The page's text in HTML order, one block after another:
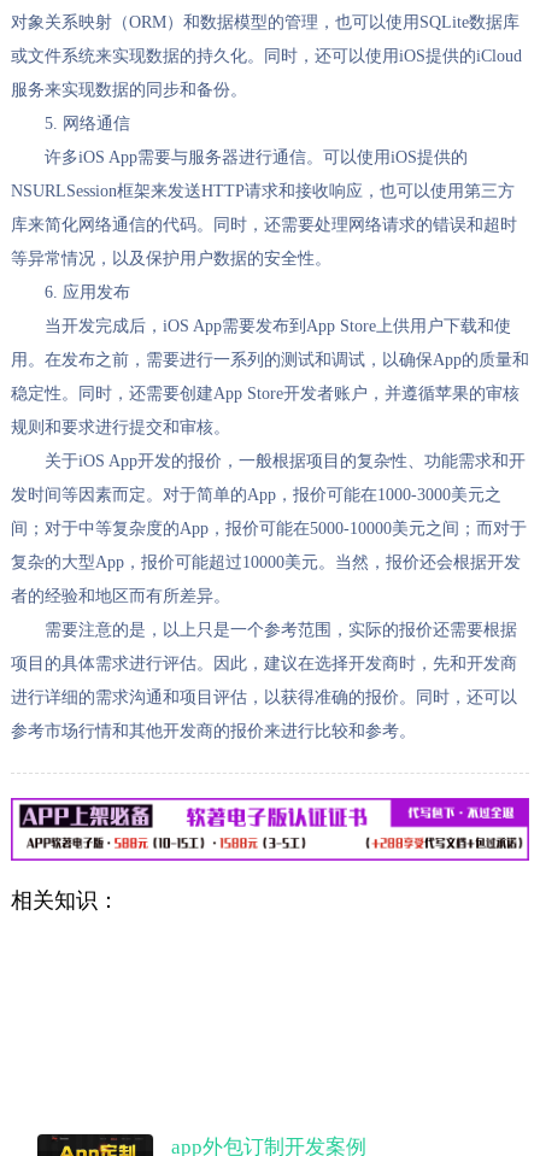
对象关系映射（ORM）和数据模型的管理，也可以使用SQLite数据库
或文件系统来实现数据的持久化。同时，还可以使用iOS提供的iCloud
服务来实现数据的同步和备份。
5. 网络通信
许多iOS App需要与服务器进行通信。可以使用iOS提供的
NSURLSession框架来发送HTTP请求和接收响应，也可以使用第三方
库来简化网络通信的代码。同时，还需要处理网络请求的错误和超时
等异常情况，以及保护用户数据的安全性。
6. 应用发布
当开发完成后，iOS App需要发布到App Store上供用户下载和使
用。在发布之前，需要进行一系列的测试和调试，以确保App的质量和
稳定性。同时，还需要创建App Store开发者账户，并遵循苹果的审核
规则和要求进行提交和审核。
关于iOS App开发的报价，一般根据项目的复杂性、功能需求和开
发时间等因素而定。对于简单的App，报价可能在1000-3000美元之
间；对于中等复杂度的App，报价可能在5000-10000美元之间；而对于
复杂的大型App，报价可能超过10000美元。当然，报价还会根据开发
者的经验和地区而有所差异。
需要注意的是，以上只是一个参考范围，实际的报价还需要根据
项目的具体需求进行评估。因此，建议在选择开发商时，先和开发商
进行详细的需求沟通和项目评估，以获得准确的报价。同时，还可以
参考市场行情和其他开发商的报价来进行比较和参考。
相关知识：
app外包订制开发案例